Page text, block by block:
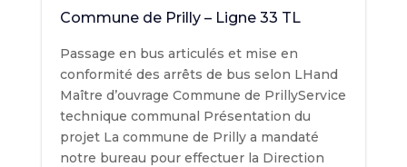
Commune de Prilly – Ligne 33 TL
Passage en bus articulés et mise en
conformité des arrêts de bus selon LHand
Maître d’ouvrage Commune de PrillyService
technique communal Présentation du
projet La commune de Prilly a mandaté
notre bureau pour effectuer la Direction